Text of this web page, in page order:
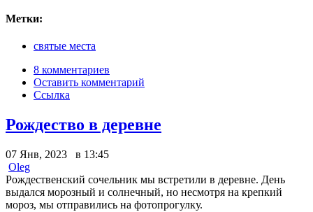
Метки:
святые места
8 комментариев
Оставить комментарий
Ссылка
Рождество в деревне
07 Янв, 2023 в 13:45
Oleg
Рождественский сочельник мы встретили в деревне. День
выдался морозный и солнечный, но несмотря на крепкий
мороз, мы отправились на фотопрогулку.